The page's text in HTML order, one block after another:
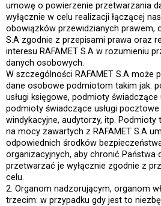
umowę o powierzenie przetwarzania
wyłącznie w celu realizacji łączącej
obowiązków przewidzianych prawem,
S.A zgodnie z przepisami prawa oraz
interesu RAFAMET S.A w rozumieniu
danych osobowych.
W szczególności RAFAMET S.A może
dane osobowe podmiotom takim jak:
usługi księgowe, podmioty
podmioty świadczące usługi
windykacyjne, audytorzy, itp. Podmioty
na mocy zawartych z RAFAMET S.A
odpowiednich środków
organizacyjnych, aby chronić Państwa
przetwarzać je wyłącznie zgodnie z
celu.
2. Organom nadzorującym, organom
trzecim: w przypadku gdy jest to